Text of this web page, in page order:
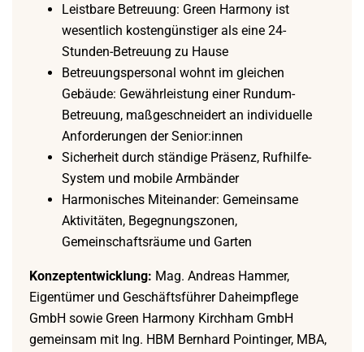
Leistbare Betreuung: Green Harmony ist
wesentlich kostengünstiger als eine 24-
Stunden-Betreuung zu Hause
Betreuungspersonal wohnt im gleichen
Gebäude: Gewährleistung einer Rundum-
Betreuung, maßgeschneidert an individuelle
Anforderungen der Senior:innen
Sicherheit durch ständige Präsenz, Rufhilfe-
System und mobile Armbänder
Harmonisches Miteinander: Gemeinsame
Aktivitäten, Begegnungszonen,
Gemeinschaftsräume und Garten
Konzeptentwicklung: Mag. Andreas Hammer,
Eigentümer und Geschäftsführer Daheimpflege
GmbH sowie Green Harmony Kirchham GmbH
gemeinsam mit Ing. HBM Bernhard Pointinger, MBA,